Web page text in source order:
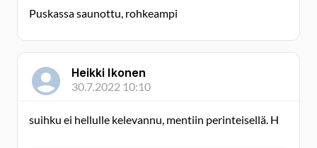
Puskassa saunottu, rohkeampi
Heikki Ikonen
30.7.2022 10:10
suihku ei hellulle kelevannu, mentiin perinteisellä. H